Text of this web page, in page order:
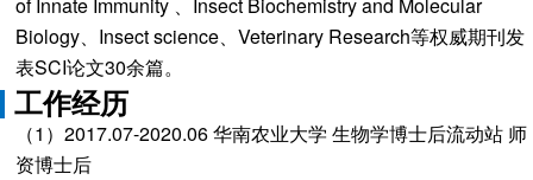
Biology、Insect science、Veterinary Research等权威期刊发
表SCI论文30余篇。
工作经历
（1）2017.07-2020.06 华南农业大学 生物学博士后流动站 师
资博士后